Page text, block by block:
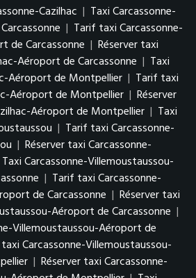
Cazilhac | Taxi Carcassonne-
| Tarif taxi Carcassonne-
de Carcassonne | Réserver taxi
Aéroport de Carcassonne | Taxi
Aéroport de Montpellier | Tarif taxi
Aéroport de Montpellier | Réserver
Aéroport de Montpellier | Taxi
| Tarif taxi Carcassonne-
| Réserver taxi Carcassonne-
Taxi Carcassonne-Villemoustaussou-
| Tarif taxi Carcassonne-
de Carcassonne | Réserver taxi
Aéroport de Carcassonne |
Villemoustaussou-Aéroport de
Carcassonne-Villemoustaussou-
| Réserver taxi Carcassonne-